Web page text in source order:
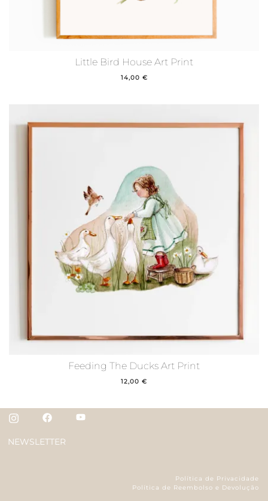
Little Bird House Art Print
14,00 €
Feeding The Ducks Art Print
12,00 €
NEWSLETTER
Política de Privacidade
Política de Reembolso e Devolução